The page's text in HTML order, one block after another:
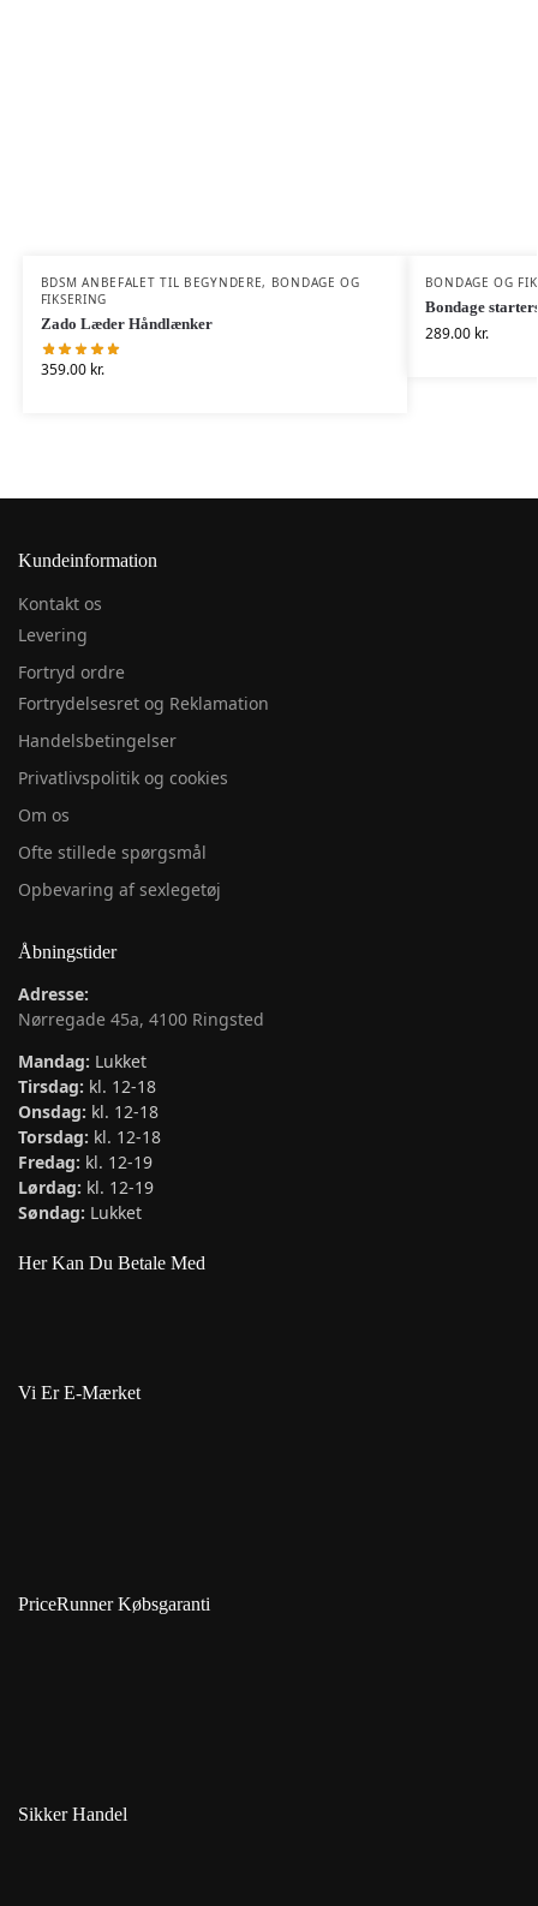
BDSM ANBEFALET TIL BEGYNDERE, BONDAGE OG
FIKSERING
Zado Læder Håndlænker
359.00 kr.
BONDAGE OG
Bondage
289.00 kr.
Kundeinformation
Kontakt os
Levering
Fortryd ordre
Fortrydelsesret og Reklamation
Handelsbetingelser
Privatlivspolitik og cookies
Om os
Ofte stillede spørgsmål
Opbevaring af sexlegetøj
Åbningstider
Adresse:
Nørregade 45a, 4100 Ringsted
Mandag: Lukket
Tirsdag: kl. 12-18
Onsdag: kl. 12-18
Torsdag: kl. 12-18
Fredag: kl. 12-19
Lørdag: kl. 12-19
Søndag: Lukket
Her Kan Du Betale Med
Vi Er E-Mærket
PriceRunner Købsgaranti
Sikker Handel